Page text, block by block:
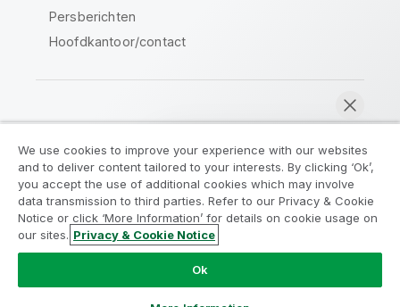
Persberichten
Hoofdkantoor/contact
Juridische overeenkomsten
Productvoorwaarden
Legal Policies
Legal Policies
Gebruiksvoorwaarden
Handelsmerken
Do Not Share My Info
Copyright © 1993-2026 QlikTech International AB. Alle
We use cookies to improve your experience with our websites
and to deliver content tailored to your interests. By clicking ‘Ok’,
you accept the use of additional cookies which may involve
data transmission to third parties. Refer to our Privacy & Cookie
Notice or click ‘More Information’ for details on cookie usage on
our sites. Privacy & Cookie Notice
Ok